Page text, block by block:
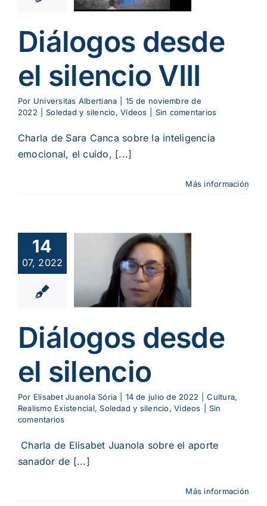
Diálogos desde
el silencio VIII
Por Universitas Albertiana
15 de noviembre de
2022
Soledad y silencio,Vídeos Sin comentarios
Charla de Sara Canca sobre la inteligencia
emocional, el cuido, [...]
Más información
14
07, 2022
el
Realismo
Diálogos desde
el silencio
Por Elisabet Juanola Sória 14 de julio de 2022 Cultura,
Realismo Existencial,Soledad y silencio,Vídeos
Sin
comentarios
Charla de Elisabet Juanola sobre el aporte
sanador de [...]
Más información